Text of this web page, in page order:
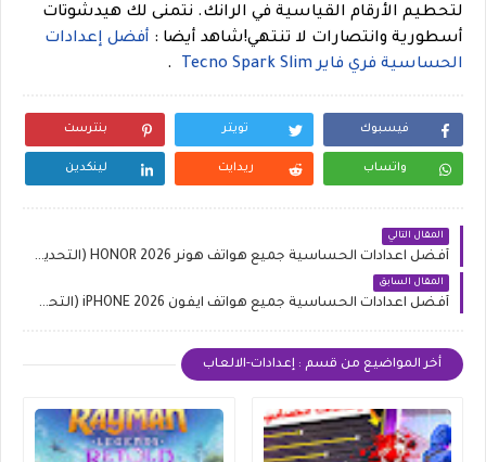
لتحطيم الأرقام القياسية في الرانك. نتمنى لك هيدشوتات
أسطورية وانتصارات لا تنتهي!شاهد أيضا : أفضل إعدادات
الحساسية فري فاير Tecno Spark Slim
.
فيسبوك تويتر بنترست
واتساب ريدايت لينكدين
المقال التالي
أفضل اعدادات الحساسية جميع هواتف هونر 2026 HONOR (التحديث الاخير)
المقال السابق
أفضل اعدادات الحساسية جميع هواتف ايفون iPHONE 2026 (التحديث الاخير)
أخر المواضيع من قسم : إعدادات-الالعاب